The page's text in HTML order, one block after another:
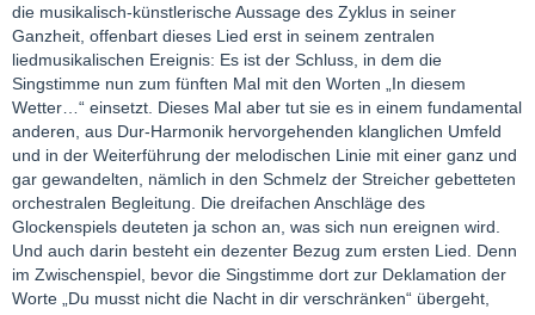
die musikalisch-künstlerische Aussage des Zyklus in seiner
Ganzheit, offenbart dieses Lied erst in seinem zentralen
liedmusikalischen Ereignis: Es ist der Schluss, in dem die
Singstimme nun zum fünften Mal mit den Worten „In diesem
Wetter…“ einsetzt. Dieses Mal aber tut sie es in einem fundamental
anderen, aus Dur-Harmonik hervorgehenden klanglichen Umfeld
und in der Weiterführung der melodischen Linie mit einer ganz und
gar gewandelten, nämlich in den Schmelz der Streicher gebetteten
orchestralen Begleitung. Die dreifachen Anschläge des
Glockenspiels deuteten ja schon an, was sich nun ereignen wird.
Und auch darin besteht ein dezenter Bezug zum ersten Lied. Denn
im Zwischenspiel, bevor die Singstimme dort zur Deklamation der
Worte „Du musst nicht die Nacht in dir verschränken“ übergeht,